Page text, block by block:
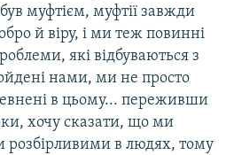
муфтієм, муфтії завжди
й віру, і ми теж повинні
які відбуваються з
нами, ми не просто
в цьому... переживши
хочу сказати, що ми
розбірливими в людях, тому